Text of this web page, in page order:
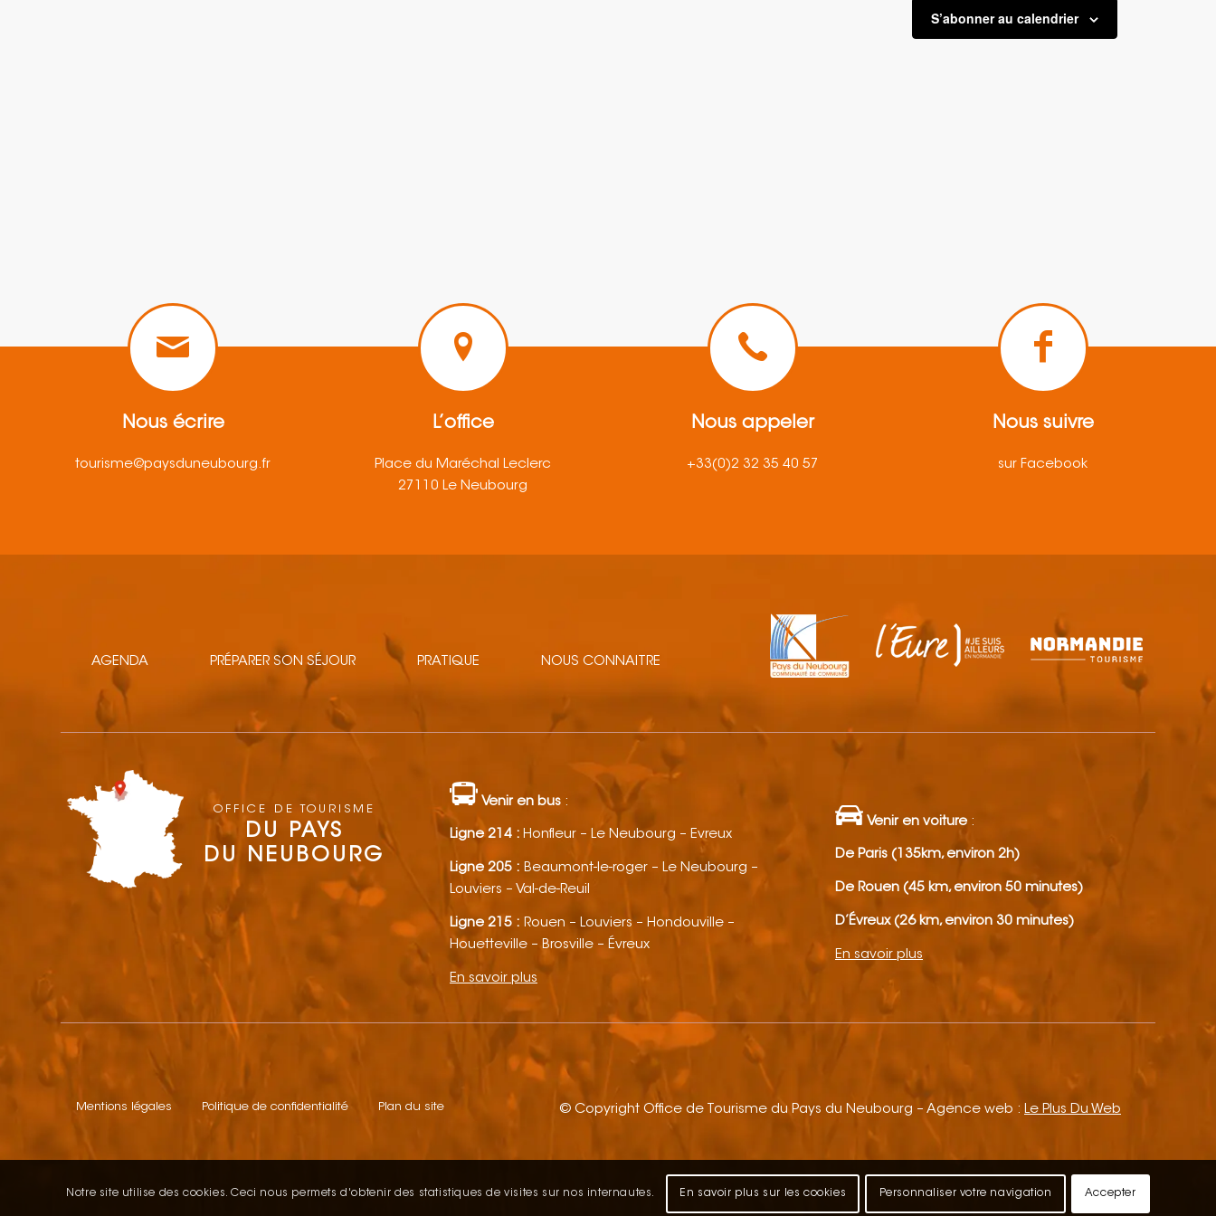
S’abonner au calendrier
Nous écrire
tourisme@paysduneubourg.fr
L’office
Place du Maréchal Leclerc
27110 Le Neubourg
Nous appeler
+33(0)2 32 35 40 57
Nous suivre
sur Facebook
AGENDA PRÉPARER SON SÉJOUR PRATIQUE NOUS CONNAITRE
OFFICE DE TOURISME
DU PAYS
DU NEUBOURG
Venir en bus :
Ligne 214 : Honfleur – Le Neubourg – Evreux
Ligne 205 : Beaumont-le-roger – Le Neubourg –
Louviers – Val-de-Reuil
Ligne 215 : Rouen – Louviers – Hondouville –
Houetteville – Brosville – Évreux
En savoir plus
Venir en voiture :
De Paris (135km, environ 2h)
De Rouen (45 km, environ 50 minutes)
D’Évreux (26 km, environ 30 minutes)
En savoir plus
Mentions légales Politique de confidentialité Plan du site © Copyright Office de Tourisme du Pays du Neubourg – Agence web : Le Plus Du Web
Notre site utilise des cookies. Ceci nous permets d'obtenir des statistiques de visites sur nos internautes. En savoir plus sur les cookies Personnaliser votre navigation Accepter